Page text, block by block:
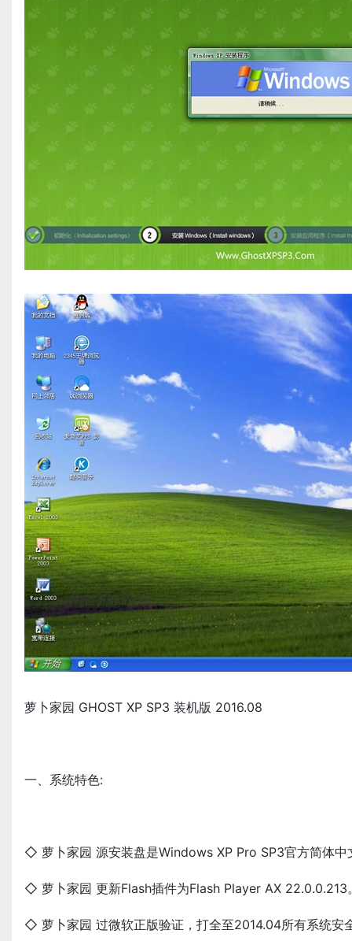
萝卜家园 GHOST XP SP3 装机版 2016.08
一、系统特色:
◇ 萝卜家园 源安装盘是Windows XP Pro SP3官方简体中
◇ 萝卜家园 更新Flash插件为Flash Player AX 22.0.0.213
◇ 萝卜家园 过微软正版验证，打全至2014.04所有系统安